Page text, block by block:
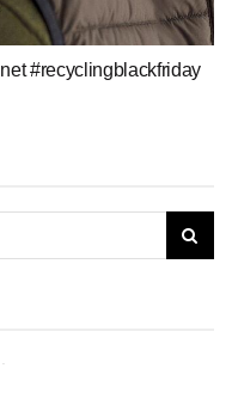
#recyclingblackfriday